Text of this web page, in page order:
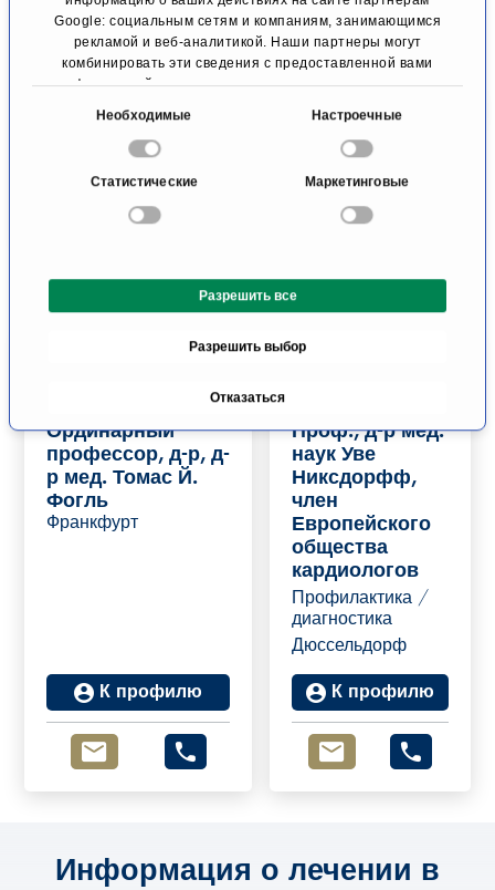
Google: социальным сетям и компаниям, занимающимся
рекламой и веб-аналитикой. Наши партнеры могут
комбинировать эти сведения с предоставленной вами
информацией, а также данными, которые они получили
я
Необходимые Настроечные
Статистические Маркетинговые
Разрешить все
Разрешить выбор
Отказаться
К профилю
Гициоудис
Интервенционная
кардиология
К профилю
Ординарный
профессор, д-р, д-
р мед. Томас Й.
Фогль
Франкфурт
К профилю
Проф., д-р мед.
наук Уве
Никсдорфф,
член
Европейского
общества
кардиологов
Профилактика /
диагностика
Дюссельдорф
К профилю
Информация о лечении в